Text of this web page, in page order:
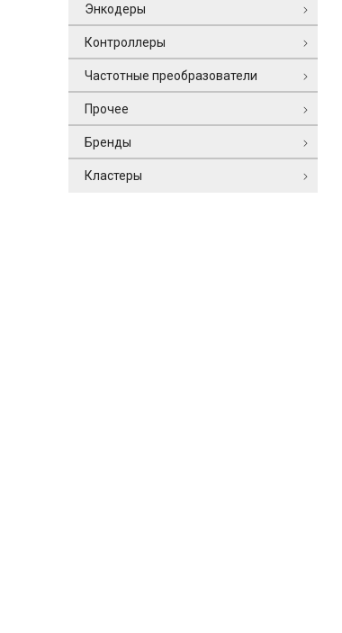
Энкодеры
Контроллеры
Частотные преобразователи
Прочее
Бренды
Кластеры